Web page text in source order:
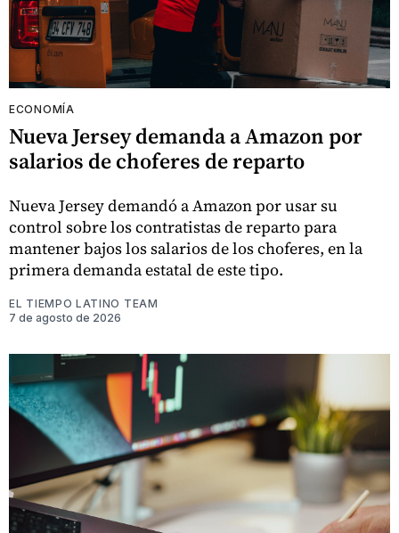
ECONOMÍA
Nueva Jersey demanda a Amazon por
salarios de choferes de reparto
Nueva Jersey demandó a Amazon por usar su
control sobre los contratistas de reparto para
mantener bajos los salarios de los choferes, en la
primera demanda estatal de este tipo.
EL TIEMPO LATINO TEAM
7 de agosto de 2026